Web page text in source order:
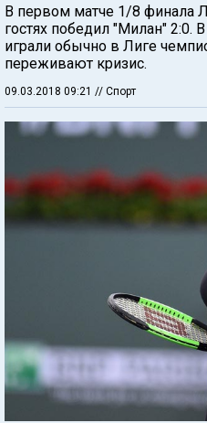
В первом матче 1/8 финала
гостях победил "Милан"
играли обычно в Лиге
переживают кризис.
09.03.2018 09:21 // Спорт